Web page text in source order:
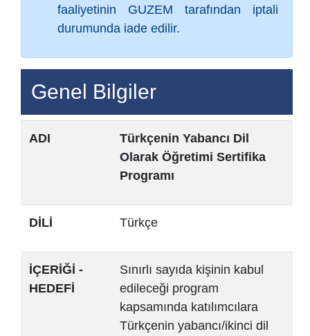
faaliyetinin GUZEM tarafından iptali
durumunda iade edilir.
Genel Bilgiler
ADI
Türkçenin Yabancı Dil
Olarak Öğretimi Sertifika
Programı
DİLİ Türkçe
İÇERİĞİ -
HEDEFİ
Sınırlı sayıda kişinin kabul
edileceği program
kapsamında katılımcılara
Türkçenin yabancı/ikinci dil